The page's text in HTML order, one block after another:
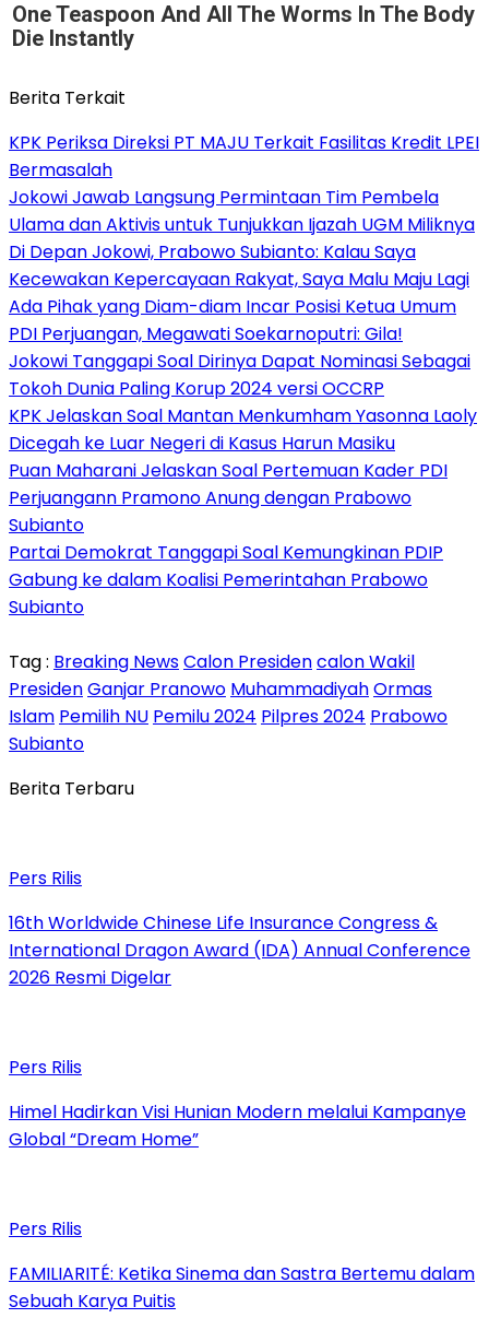
One Teaspoon And All The Worms In The Body
Die Instantly
Berita Terkait
KPK Periksa Direksi PT MAJU Terkait Fasilitas Kredit LPEI
Bermasalah
Jokowi Jawab Langsung Permintaan Tim Pembela
Ulama dan Aktivis untuk Tunjukkan Ijazah UGM Miliknya
Di Depan Jokowi, Prabowo Subianto: Kalau Saya
Kecewakan Kepercayaan Rakyat, Saya Malu Maju Lagi
Ada Pihak yang Diam-diam Incar Posisi Ketua Umum
PDI Perjuangan, Megawati Soekarnoputri: Gila!
Jokowi Tanggapi Soal Dirinya Dapat Nominasi Sebagai
Tokoh Dunia Paling Korup 2024 versi OCCRP
KPK Jelaskan Soal Mantan Menkumham Yasonna Laoly
Dicegah ke Luar Negeri di Kasus Harun Masiku
Puan Maharani Jelaskan Soal Pertemuan Kader PDI
Perjuangann Pramono Anung dengan Prabowo
Subianto
Partai Demokrat Tanggapi Soal Kemungkinan PDIP
Gabung ke dalam Koalisi Pemerintahan Prabowo
Subianto
Tag : Breaking NewsCalon Presidencalon Wakil
PresidenGanjar Pranowo MuhammadiyahOrmas
Islam Pemilih NU Pemilu 2024 Pilpres 2024 Prabowo
Subianto
Berita Terbaru
Pers Rilis
16th Worldwide Chinese Life Insurance Congress &
International Dragon Award (IDA) Annual Conference
2026 Resmi Digelar
Pers Rilis
Himel Hadirkan Visi Hunian Modern melalui Kampanye
Global “Dream Home”
Pers Rilis
FAMILIARITÉ: Ketika Sinema dan Sastra Bertemu dalam
Sebuah Karya Puitis